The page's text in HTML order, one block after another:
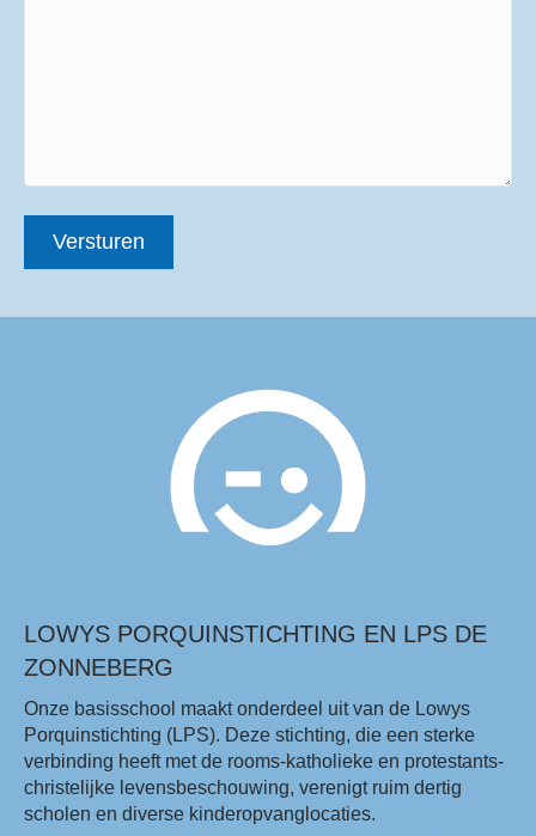
LOWYS PORQUINSTICHTING EN LPS DE
ZONNEBERG
Onze basisschool maakt onderdeel uit van de Lowys
Porquinstichting (LPS). Deze stichting, die een sterke
verbinding heeft met de rooms-katholieke en protestants-
christelijke levensbeschouwing, verenigt ruim dertig
scholen en diverse kinderopvanglocaties.